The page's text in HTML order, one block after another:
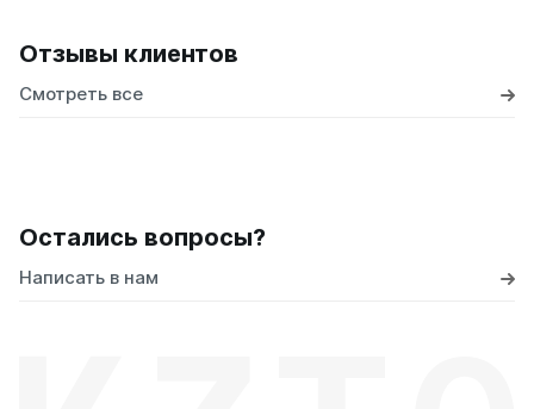
Отзывы клиентов
Смотреть все
Остались вопросы?
Написать в нам